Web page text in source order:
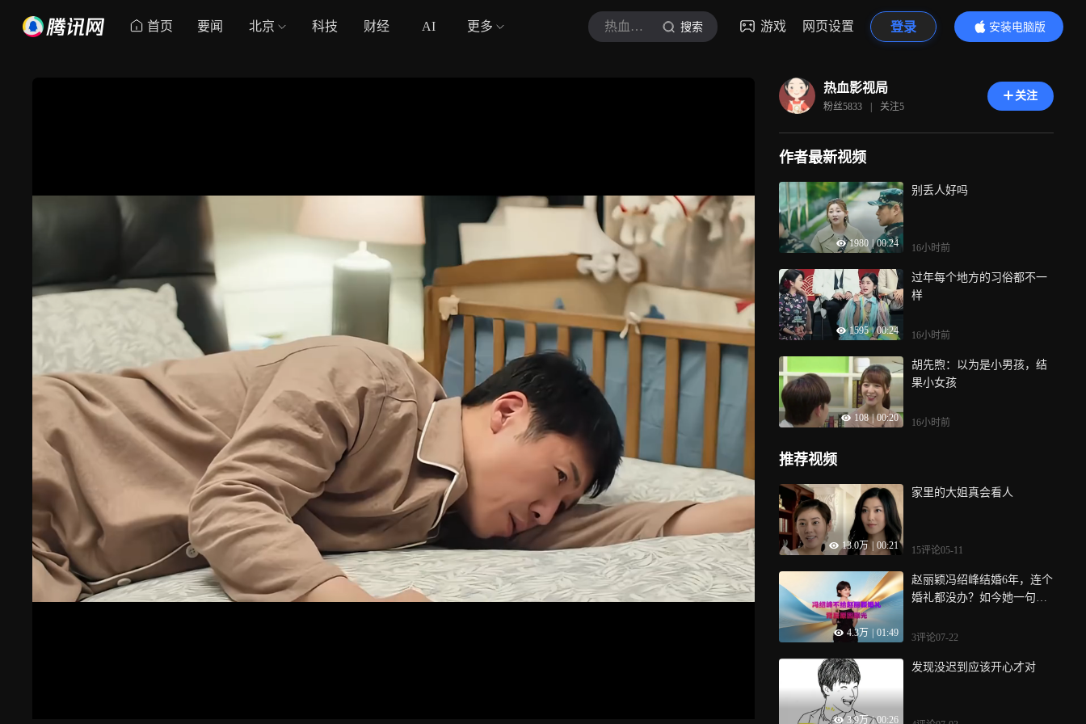
首页 要闻 北京 科技 财经 AI 更多 热血影视局 搜索 游戏 网页设置 登录
安装电脑版
内容更精彩
热血影视局
粉丝5833 | 关注5
关注
作者最新视频
1980 00:24
别丢人好吗
16小时前
1595 | 00:24
过年每个地方的习俗都不一
样
16小时前
108 | 00:20
胡先煦：以为是小男孩，结
果小女孩
16小时前
推荐视频
13.0万 00:21
家里的大姐真会看人
15评论05-11
4.3万 01:49
赵丽颖冯绍峰结婚6年，连个
婚礼都没办？如今她一句话
3评论07-22
3.9万 | 00:26
发现没迟到应该开心才对